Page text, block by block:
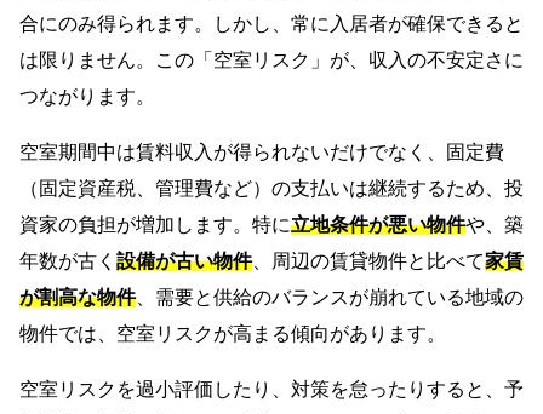
合にのみ得られます。しかし、常に入居者が確保できると
は限りません。この「空室リスク」が、収入の不安定さに
つながります。
空室期間中は賃料収入が得られないだけでなく、固定費
（固定資産税、管理費など）の支払いは継続するため、投
資家の負担が増加します。特に立地条件が悪い物件や、築
年数が古く 設備が古い物件、周辺の賃貸物件と比べて家賃
が割高な物件、需要と供給のバランスが崩れている地域の
物件では、空室リスクが高まる傾向があります。
空室リスクを過小評価したり、対策を怠ったりすると、予